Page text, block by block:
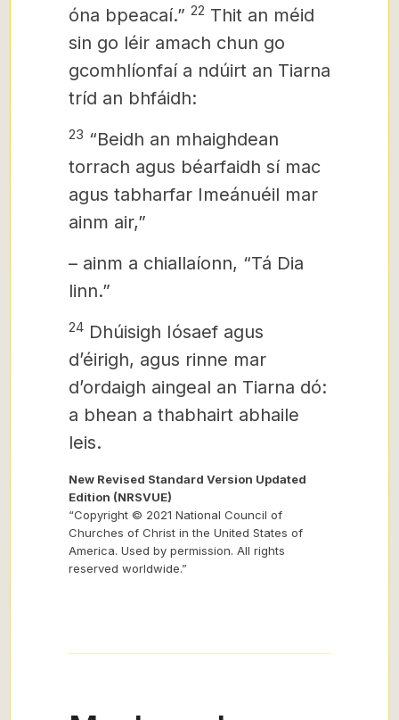
óna bpeacaí.” 22 Thit an méid
sin go léir amach chun go
gcomhlíonfaí a ndúirt an Tiarna
tríd an bhfáidh:
23 “Beidh an mhaighdean
torrach agus béarfaidh sí mac
agus tabharfar Imeánuéil mar
ainm air,”
– ainm a chiallaíonn, “Tá Dia
linn.”
24 Dhúisigh Iósaef agus
dʼéirigh, agus rinne mar
dʼordaigh aingeal an Tiarna dó:
a bhean a thabhairt abhaile
leis.
New Revised Standard Version Updated
Edition (NRSVUE)
“Copyright © 2021 National Council of
Churches of Christ in the United States of
America. Used by permission. All rights
reserved worldwide.”